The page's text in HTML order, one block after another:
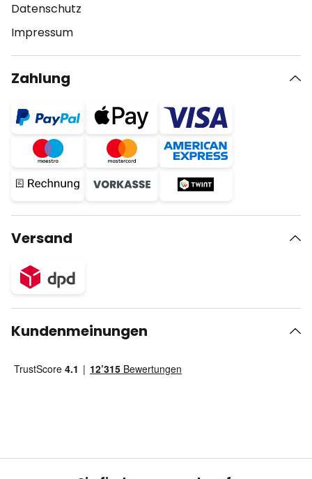
Datenschutz
Impressum
Zahlung
Versand
Kundenmeinungen